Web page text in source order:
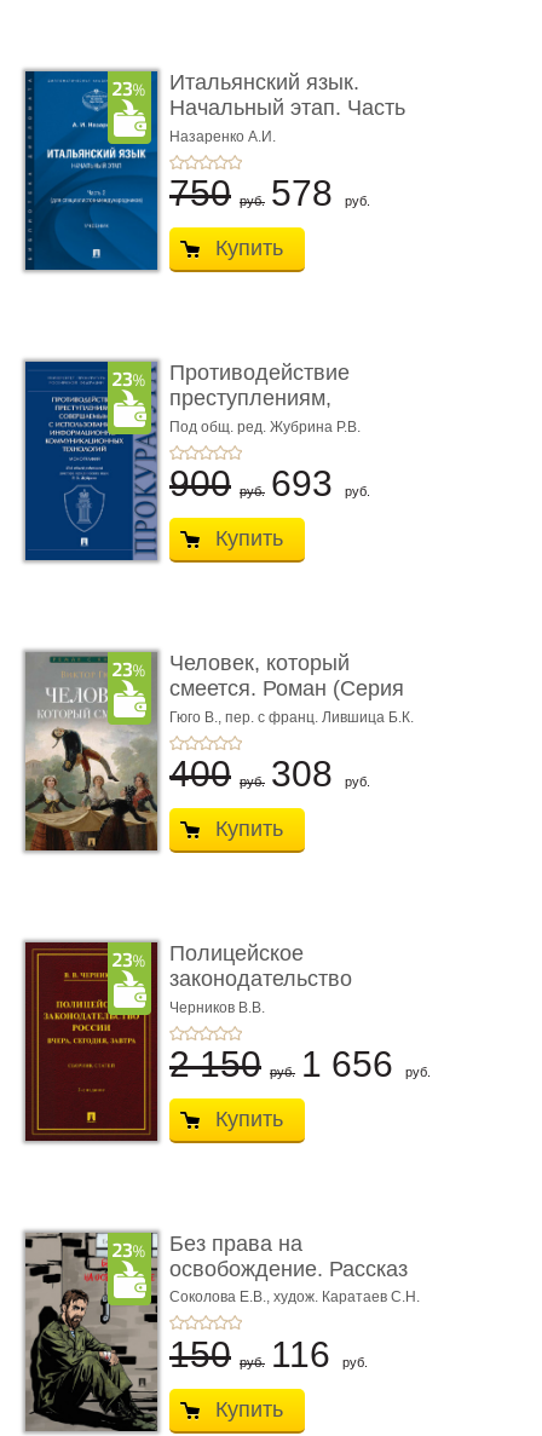
Итальянский язык.
Начальный этап. Часть
2. Учеб� ...
Назаренко А.И.
750 руб. 578 руб.
Купить
Противодействие
преступлениям,
совершаемым с ...
Под общ. ред. Жубрина Р.В.
900 руб. 693 руб.
Купить
Человек, который
смеется. Роман (Серия
«Роман с ...
Гюго В., пер. с франц. Лившица Б.К.
400 руб. 308 руб.
Купить
Полицейское
законодательство
России: вчера, с� ...
Черников В.В.
2 150 руб. 1 656 руб.
Купить
Без права на
освобождение. Рассказ
Соколова Е.В., худож. Каратаев С.Н.
150 руб. 116 руб.
Купить